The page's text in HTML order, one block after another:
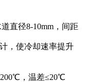
直径8-10mm，间距
，使冷却速率提升
，温差≤20℃